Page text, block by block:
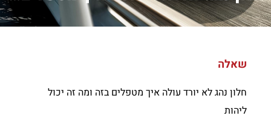
שאלה
חלון נהג לא יורד עולה איך מטפלים בזה ומה זה יכול
ליהות